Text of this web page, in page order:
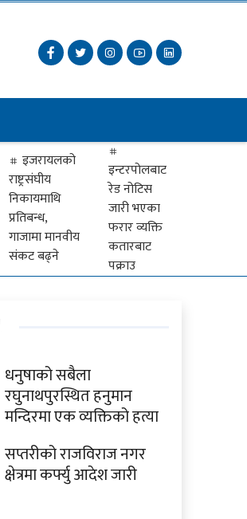
इजरायलको
राष्ट्रसंघीय
निकायमाथि
प्रतिबन्ध,
गाजामा मानवीय
संकट बढ्ने
इन्टरपोलबाट
रेड नोटिस
जारी भएका
फरार व्यक्ति
कतारबाट
पक्राउ
धनुषाको सबैला
रघुनाथपुरस्थित हनुमान
मन्दिरमा एक व्यक्तिको हत्या
सप्तरीको राजविराज नगर
क्षेत्रमा कर्फ्यु आदेश जारी